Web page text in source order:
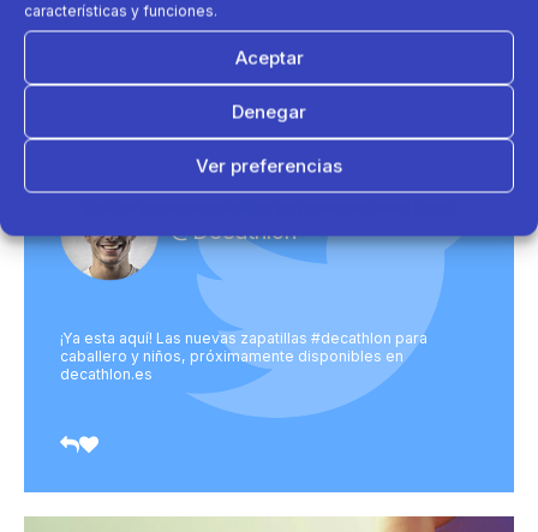
características y funciones.
Aceptar
Denegar
Ver preferencias
@Decathlon
¡Ya esta aquí! Las nuevas zapatillas #decathlon para
caballero y niños, próximamente disponibles en
decathlon.es